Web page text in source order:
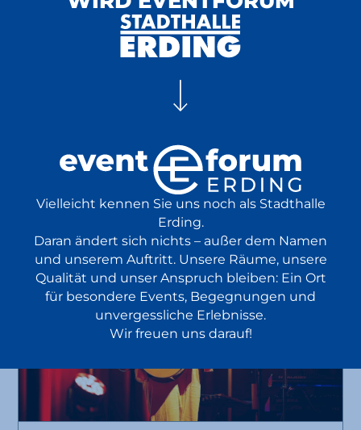
BR Brettl-Spitzen LIVE
2026
18:00 Uhr ab 37,20 €
Vielleicht kennen Sie uns noch als Stadthalle
Erding.
Daran ändert sich nichts – außer dem Namen
und unserem Auftritt. Unsere Räume, unsere
Qualität und unser Anspruch bleiben: Ein Ort
für besondere Events, Begegnungen und
unvergessliche Erlebnisse.
Wir freuen uns darauf!